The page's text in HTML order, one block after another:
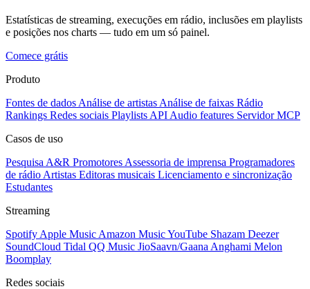
Estatísticas de streaming, execuções em rádio, inclusões em playlists
e posições nos charts — tudo em um só painel.
Comece grátis
Produto
Fontes de dados Análise de artistas Análise de faixas Rádio
Rankings Redes sociais Playlists API Audio features Servidor MCP
Casos de uso
Pesquisa A&R Promotores Assessoria de imprensa Programadores
de rádio Artistas Editoras musicais Licenciamento e sincronização
Estudantes
Streaming
Spotify Apple Music Amazon MusicYouTube Shazam Deezer
SoundCloud Tidal QQ Music JioSaavn/Gaana Anghami Melon
Boomplay
Redes sociais